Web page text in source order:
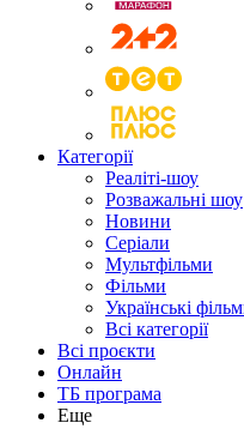
Категорії
Реаліті-шоу
Розважальні шоу
Новини
Серіали
Мультфільми
Фільми
Українські
Всі категорії
Всі проєкти
Онлайн
ТБ програма
Еще